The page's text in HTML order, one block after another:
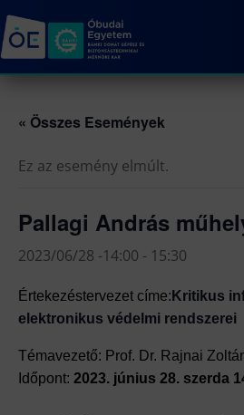
« Összes Események
Ez az esemény elmúlt.
Pallagi András
2023/06/28 -14:00 - 15:30
Értekezéstervezet címe: Kritikus
elektronikus védelmi rendszerei
Témavezető: Prof. Dr. Rajnai
Időpont: 2023. június 28. szerda